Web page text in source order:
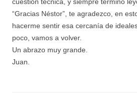
“Gracias Néstor”, te agradezco, en
hacerme sentir esa cercanía de
poco, vamos a volver.
Un abrazo muy grande.
Juan.